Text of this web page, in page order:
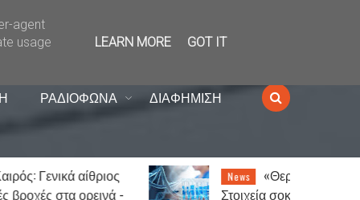
ΡΑΔΙΟΦΩΝΑ ΔΙΑΦΗΜΙΣΗ
News
«Θερίζει» ο καρκίνος –
Στοιχεία σοκ: Ένας στους πέντε
agent
usage
LEARN MORE GOT IT